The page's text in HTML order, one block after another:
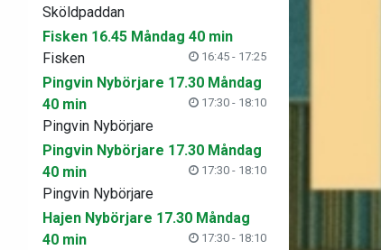
Sköldpaddan
Fisken 16.45 Måndag 40 min
16:45 - 17:25
Fisken
Pingvin Nybörjare 17.30 Måndag
40 min
17:30 - 18:10
Pingvin Nybörjare
Pingvin Nybörjare 17.30 Måndag
40 min
17:30 - 18:10
Pingvin Nybörjare
Hajen Nybörjare 17.30 Måndag
40 min
17:30 - 18:10